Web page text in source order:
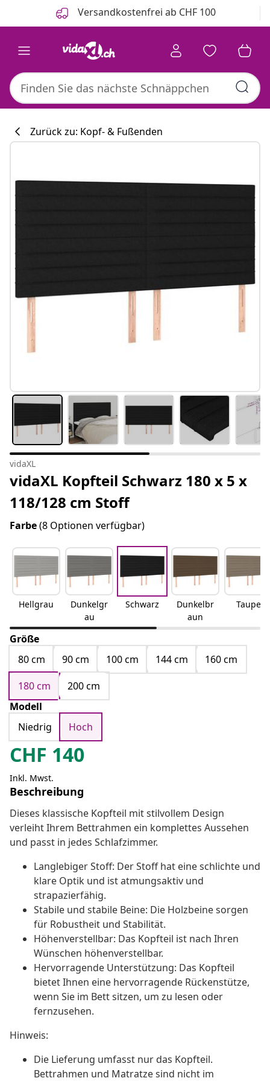
Versandkostenfrei ab CHF 100
Zurück zu: Kopf- & Fußenden
vidaXL
vidaXL Kopfteil Schwarz 180 x 5 x
118/128 cm Stoff
Farbe(8 Optionen verfügbar)
Hellgrau
Dunkelgr
au
Schwarz
Dunkelbr
aun
Taupe
Größe
80 cm
90 cm 100 cm 144 cm
160 cm
180 cm
200 cm
Modell
Niedrig
Hoch
CHF 140
Inkl. Mwst.
Beschreibung
Dieses klassische Kopfteil mit stilvollem Design
verleiht Ihrem Bettrahmen ein komplettes Aussehen
und passt in jedes Schlafzimmer.
Langlebiger Stoff: Der Stoff hat eine schlichte und
klare Optik und ist atmungsaktiv und
strapazierfähig.
Stabile und stabile Beine: Die Holzbeine sorgen
für Robustheit und Stabilität.
Höhenverstellbar: Das Kopfteil ist nach Ihren
Wünschen höhenverstellbar.
Hervorragende Unterstützung: Das Kopfteil
bietet Ihnen eine hervorragende Rückenstütze,
wenn Sie im Bett sitzen, um zu lesen oder
fernzusehen.
Hinweis:
Die Lieferung umfasst nur das Kopfteil.
Bettrahmen und Matratze sind nicht im